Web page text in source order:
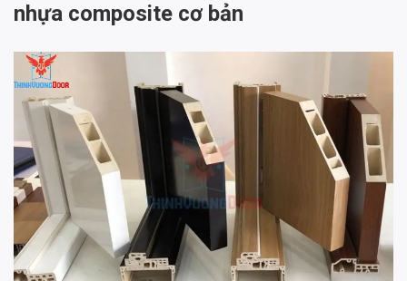
nhựa composite cơ bản